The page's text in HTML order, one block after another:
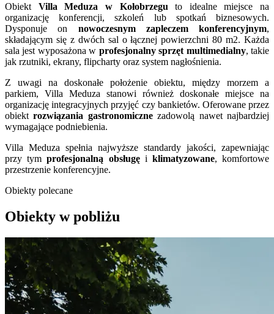
Obiekt Villa Meduza w Kołobrzegu to idealne miejsce na
organizację konferencji, szkoleń lub spotkań biznesowych.
Dysponuje on nowoczesnym zapleczem konferencyjnym,
składającym się z dwóch sal o łącznej powierzchni 80 m2. Każda
sala jest wyposażona w profesjonalny sprzęt multimedialny, takie
jak rzutniki, ekrany, flipcharty oraz system nagłośnienia.
Z uwagi na doskonałe położenie obiektu, między morzem a
parkiem, Villa Meduza stanowi również doskonałe miejsce na
organizację integracyjnych przyjęć czy bankietów. Oferowane przez
obiektrozwiązania gastronomicznezadowolą nawet najbardziej
wymagające podniebienia.
Villa Meduza spełnia najwyższe standardy jakości, zapewniając
przy tymprofesjonalną obsługęi klimatyzowane, komfortowe
przestrzenie konferencyjne.
Obiekty polecane
Obiekty w pobliżu